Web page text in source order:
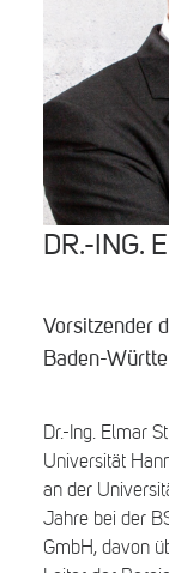
European
Rückblick
Über uns
Search
DR.-ING.
Vorsitzender
Baden-
Dr.-Ing. Elmar
Universität
an der
Jahre bei der
GmbH, davon